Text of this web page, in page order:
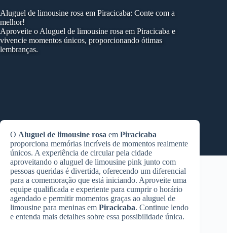
Aluguel de limousine rosa em Piracicaba: Conte com a
melhor!
Aproveite o Aluguel de limousine rosa em Piracicaba e
vivencie momentos únicos, proporcionando ótimas
lembranças.
O Aluguel de limousine rosa em Piracicaba
proporciona memórias incríveis de momentos realmente
únicos. A experiência de circular pela cidade
aproveitando o aluguel de limousine pink junto com
pessoas queridas é divertida, oferecendo um diferencial
para a comemoração que está iniciando. Aproveite uma
equipe qualificada e experiente para cumprir o horário
agendado e permitir momentos graças ao aluguel de
limousine para meninas em Piracicaba. Continue lendo
e entenda mais detalhes sobre essa possibilidade única.